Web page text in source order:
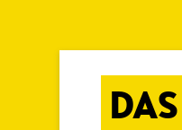
Zum
Inhalt